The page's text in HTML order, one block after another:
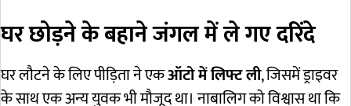
घर छोड़ने के बहाने जंगल में ले गए दरिंदे
घर लौटने के लिए पीड़िता ने एकऑटो में लिफ्ट ली, जिसमें ड्राइवर
के साथ एक अन्य युवक भी मौजूद था। नाबालिग को विश्वास था कि